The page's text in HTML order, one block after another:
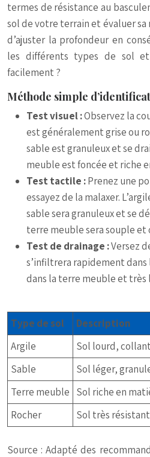
termes de résistance au
sol de votre terrain et évaluer
d’ajuster la profondeur en
les différents types de sol
facilement ?
Méthode simple
Test visuel :Observez la
est généralement grise ou
sable est granuleux et se
meuble est foncée et riche
Test tactile :Prenez une
essayez de la malaxer.
sable sera granuleux et se
terre meuble sera souple et
Test de drainage :Versez
s’infiltrera rapidement
dans la terre meuble et très
Type de sol
Description
Argile
Sol lourd,
Sable
Sol léger,
Terre meuble Sol riche en
Rocher
Sol très
Source : Adapté des